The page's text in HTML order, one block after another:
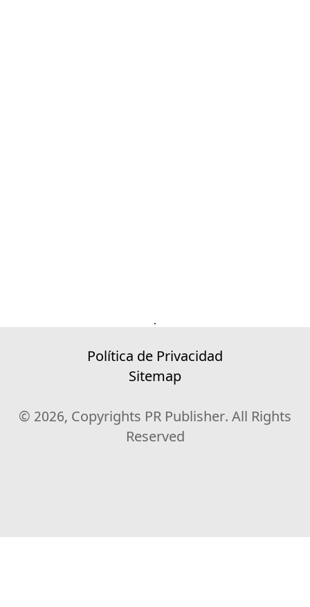
.
Política de Privacidad
Sitemap
© 2026, Copyrights PR Publisher. All Rights
Reserved